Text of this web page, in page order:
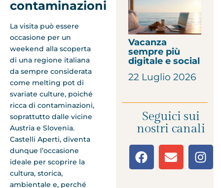
contaminazioni
La visita può essere
occasione per un
weekend alla scoperta
di una regione italiana
da sempre considerata
come melting pot di
svariate culture, poiché
ricca di contaminazioni,
soprattutto dalle vicine
Austria e Slovenia.
Castelli Aperti, diventa
dunque l’occasione
ideale per scoprire la
cultura, storica,
ambientale e, perché
Vacanza
sempre più
digitale e social
22 Luglio 2026
Seguici sui
nostri canali